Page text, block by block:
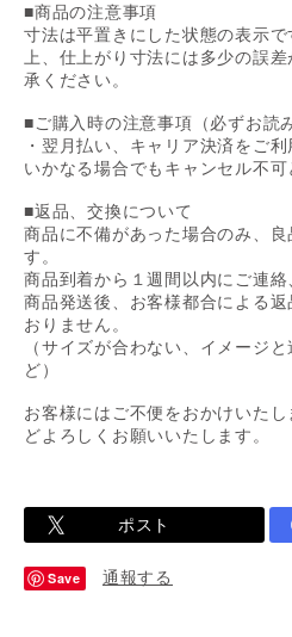
■商品の注意事項
寸法は平置きにした状態の表示
上、仕上がり寸法には多少の誤
承ください。
■ご購入時の注意事項（必ずお読
・翌月払い、キャリア決済をご
いかなる場合でもキャンセル不可
■返品、交換について
商品に不備があった場合のみ、
す。
商品到着から１週間以内にご連絡
商品発送後、お客様都合による
おりません。
（サイズが合わない、イメージ
ど）
お客様にはご不便をおかけいた
どよろしくお願いいたします。
ポスト
Save 通報する